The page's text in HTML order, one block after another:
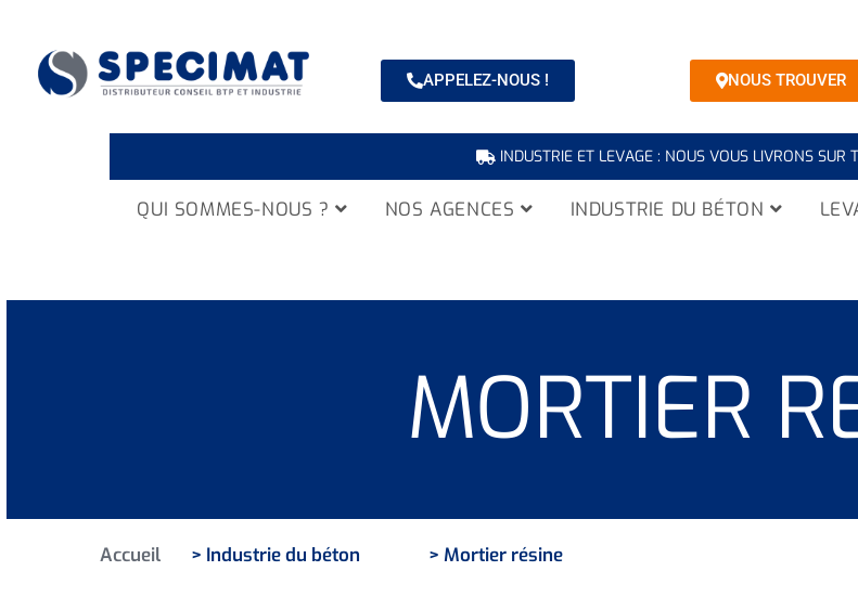
APPELEZ-NOUS ! NOUS TROUVER
INDUSTRIE ET LEVAGE : NOUS VOUS LIVRONS SUR
QUI SOMMES-NOUS ? NOS AGENCES INDUSTRIE DU BÉTON
MORTIER
Accueil > Industrie du béton > Mortier résine